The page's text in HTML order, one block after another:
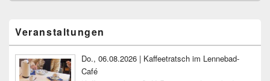
Seitenleisten-
Widgetbereich
Veranstaltungen
Do., 06.08.2026 | Kaffeetratsch im Lennebad-
Café